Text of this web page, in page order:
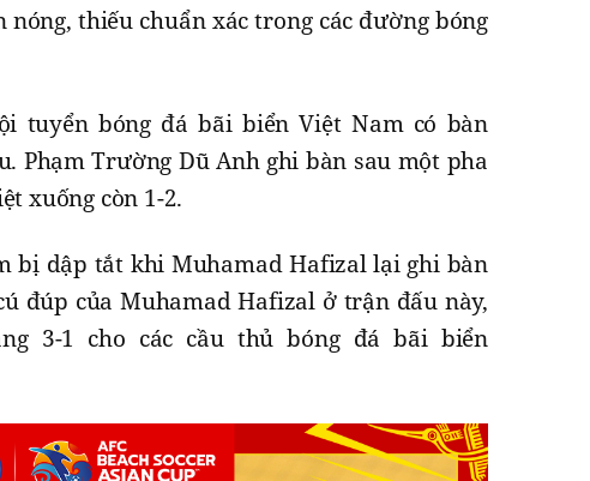
thiếu chuẩn xác trong các đường bóng
tuyển bóng đá bãi biển Việt Nam có bàn
Phạm Trường Dũ Anh ghi bàn sau một pha
xuống còn 1-2.
bị dập tắt khi Muhamad Hafizal lại ghi bàn
đúp của Muhamad Hafizal ở trận đấu này,
3-1 cho các cầu thủ bóng đá bãi biển